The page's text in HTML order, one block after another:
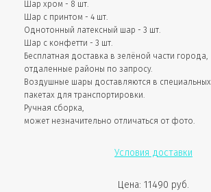
Шар хром - 8 шт.
Шар с принтом - 4 шт.
Однотонный латексный шар - 3 шт.
Шар с конфетти - 3 шт.
Бесплатная доставка в зелёной части города,
отдаленные районы по запросу.
Воздушные шары доставляются в специальных
пакетах для транспортировки.
Ручная сборка,
может незначительно отличаться от фото.
Условия доставки
Цена: 11490 руб.